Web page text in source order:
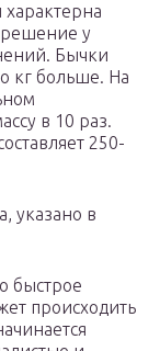
у
Бычки
кг больше. На
в 10 раз.
250-
указано в
быстрое
происходить